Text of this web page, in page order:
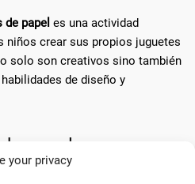
your privacy
de papel es una actividad
niños crear sus propios juguetes
solo son creativos sino también
de diseño y
papel